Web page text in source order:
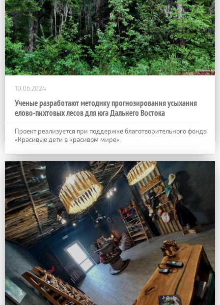
10.06.2024
Ученые разработают методику прогнозирования усыхания
елово-пихтовых лесов для юга Дальнего Востока
Проект реализуется при поддержке благотворительного фонда
«Красивые дети в красивом мире».